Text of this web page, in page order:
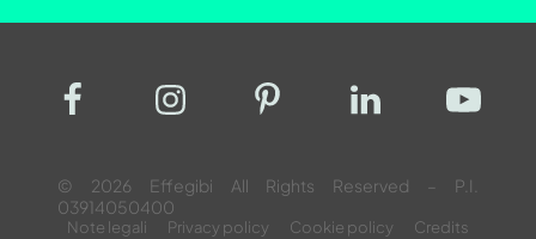
© 2026 Effegibi All Rights Reserved – P.I.
03914050400
Note legali Privacy policy Cookie policy Credits